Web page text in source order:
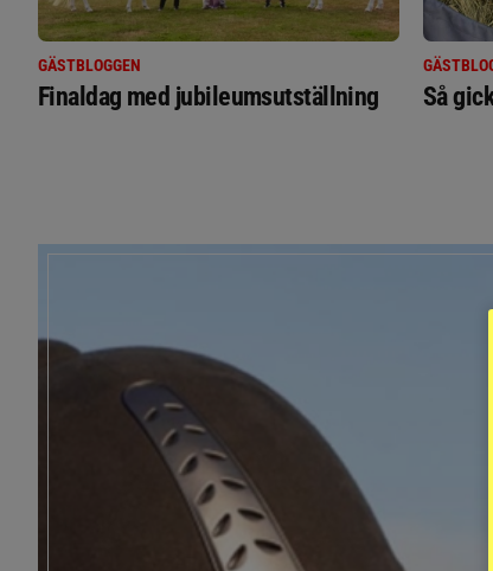
GÄSTBLOGGEN
Finaldag med jubileumsutställning Så